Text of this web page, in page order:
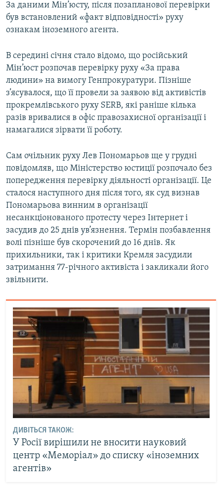
За даними Мін’юсту, після позапланової перевірки
був встановлений «факт відповідності» руху
ознакам іноземного агента.
В середині січня стало відомо, що російський
Мін’юст розпочав перевірку руху «За права
людини» на вимогу Генпрокуратури. Пізніше
з’ясувалося, що її провели за заявою від активістів
прокремлівського руху SERB, які раніше кілька
разів вривалися в офіс правозахисної організації і
намагалися зірвати її роботу.
Сам очільник руху Лев Пономарьов ще у грудні
повідомляв, що Міністерство юстиції розпочало без
попередження перевірку діяльності організації. Це
сталося наступного дня після того, як суд визнав
Пономарьова винним в організації
несанкціонованого протесту через Інтернет і
засудив до 25 днів ув’язнення. Термін позбавлення
волі пізніше був скорочений до 16 днів. Як
прихильники, так і критики Кремля засудили
затримання 77-річного активіста і закликали його
звільнити.
ДИВІТЬСЯ ТАКОЖ:
У Росії вирішили не вносити науковий
центр «Меморіал» до списку «іноземних
агентів»